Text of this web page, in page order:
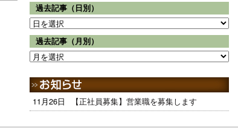
過去記事（日別）
過去記事（月別）
11月26日 【正社員募集】営業職を募集します